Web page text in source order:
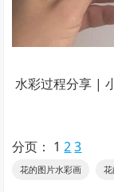
水彩过程分享 |
分页： 1 2 3
花的图片水彩画